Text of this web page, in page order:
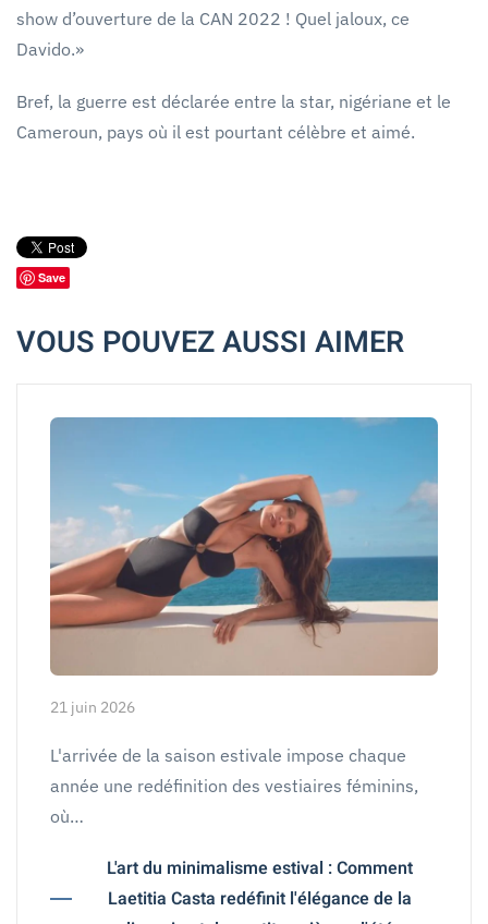
show d’ouverture de la CAN 2022 ! Quel jaloux, ce
Davido.»
Bref, la guerre est déclarée entre la star, nigériane et le
Cameroun, pays où il est pourtant célèbre et aimé.
Save
VOUS POUVEZ AUSSI AIMER
21 juin 2026
L'arrivée de la saison estivale impose chaque
année une redéfinition des vestiaires féminins,
où…
L'art du minimalisme estival : Comment
Laetitia Casta redéfinit l'élégance de la